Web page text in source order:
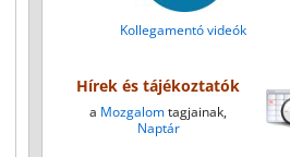
Kollegamentó videók
Hírek és tájékoztatók
a Mozgalomtagjainak,
Naptár